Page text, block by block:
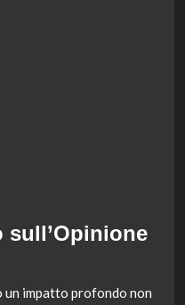
sull’Opinione
un impatto profondo non